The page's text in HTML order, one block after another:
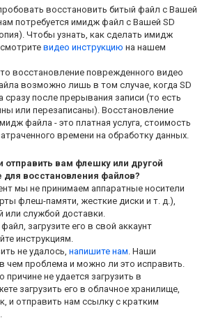
восстановить битый файл с Вашей
потребуется имидж файл с Вашей SD
Чтобы узнать, как сделать имидж
видео инструкцию на нашем
восстановление поврежденного видео
возможно лишь в том случае, когда SD
сразу после прерывания записи (то есть
или перезаписаны). Восстановление
файла - это платная услуга, стоимость
времени на обработку данных.
вам флешку или другой
для восстановления файлов?
мы не принимаем аппаратные носители
флеш-памяти, жесткие диски и т. д.),
или службой доставки.
загрузите его в свой аккаунт
инструкциям.
не удалось, напишите нам. Наши
чем проблема и можно ли это исправить.
не удается загрузить в
загрузить его в облачное хранилище,
и отправить нам ссылку с кратким